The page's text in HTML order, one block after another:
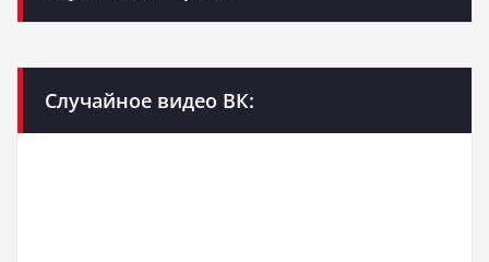
Случайное видео ВК: